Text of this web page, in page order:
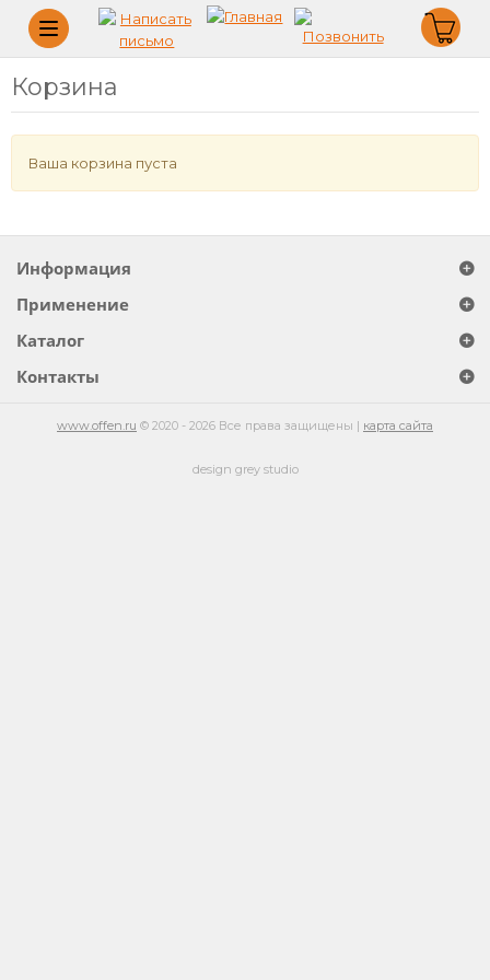
Меню
Корзина
Ваша корзина пуста
Информация
Применение
Каталог
Контакты
www.offen.ru © 2020 - 2026 Все права защищены | карта сайта
design grey studio